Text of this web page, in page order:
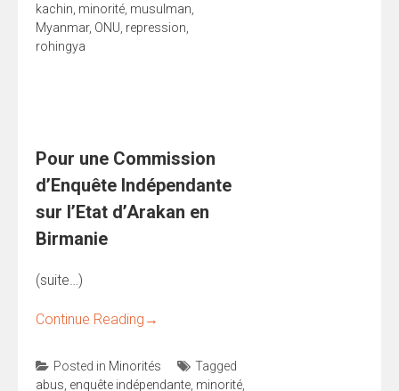
kachin minorité musulman
Myanmar, ONU repression
rohingya
Pour une Commission
d’Enquête Indépendante
sur l’Etat d’Arakan en
Birmanie
(suite…)
Continue Reading →
Posted in Minorités
Tagged
abus enquête indépendante minorité